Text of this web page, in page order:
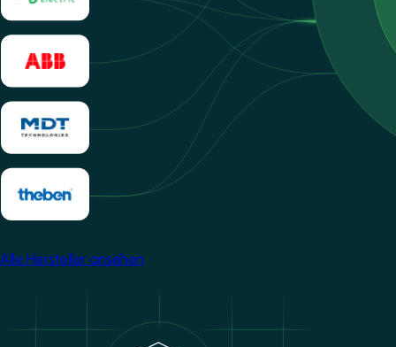
Alle Hersteller ansehen